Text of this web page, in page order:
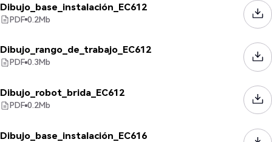
Dibujo_base_instalación_EC612
PDF 0.2Mb
Dibujo_rango_de_trabajo_EC612
PDF 0.3Mb
Dibujo_robot_brida_EC612
PDF 0.2Mb
Dibujo_base_instalación_EC616